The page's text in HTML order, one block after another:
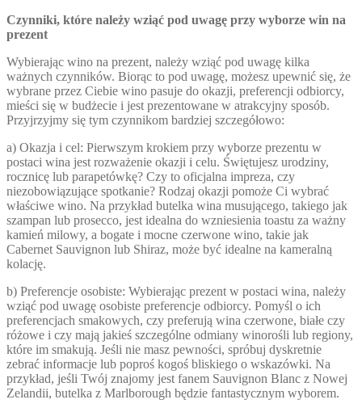
Czynniki, które należy wziąć pod uwagę przy wyborze win na
prezent
Wybierając wino na prezent, należy wziąć pod uwagę kilka
ważnych czynników. Biorąc to pod uwagę, możesz upewnić się, że
wybrane przez Ciebie wino pasuje do okazji, preferencji odbiorcy,
mieści się w budżecie i jest prezentowane w atrakcyjny sposób.
Przyjrzyjmy się tym czynnikom bardziej szczegółowo:
a) Okazja i cel: Pierwszym krokiem przy wyborze prezentu w
postaci wina jest rozważenie okazji i celu. Świętujesz urodziny,
rocznicę lub parapetówkę? Czy to oficjalna impreza, czy
niezobowiązujące spotkanie? Rodzaj okazji pomoże Ci wybrać
właściwe wino. Na przykład butelka wina musującego, takiego jak
szampan lub prosecco, jest idealna do wzniesienia toastu za ważny
kamień milowy, a bogate i mocne czerwone wino, takie jak
Cabernet Sauvignon lub Shiraz, może być idealne na kameralną
kolację.
b) Preferencje osobiste: Wybierając prezent w postaci wina, należy
wziąć pod uwagę osobiste preferencje odbiorcy. Pomyśl o ich
preferencjach smakowych, czy preferują wina czerwone, białe czy
różowe i czy mają jakieś szczególne odmiany winorośli lub regiony,
które im smakują. Jeśli nie masz pewności, spróbuj dyskretnie
zebrać informacje lub poproś kogoś bliskiego o wskazówki. Na
przykład, jeśli Twój znajomy jest fanem Sauvignon Blanc z Nowej
Zelandii, butelka z Marlborough będzie fantastycznym wyborem.